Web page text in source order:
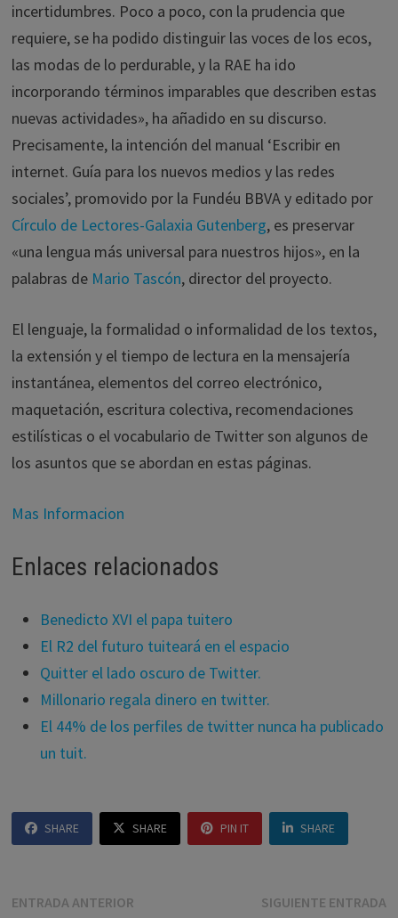
incertidumbres. Poco a poco, con la prudencia que
requiere, se ha podido distinguir las voces de los ecos,
las modas de lo perdurable, y la RAE ha ido
incorporando términos imparables que describen estas
nuevas actividades», ha añadido en su discurso.
Precisamente, la intención del manual ‘Escribir en
internet. Guía para los nuevos medios y las redes
sociales’, promovido por la Fundéu BBVA y editado por
Círculo de Lectores-Galaxia Gutenberg, es preservar
«una lengua más universal para nuestros hijos», en la
palabras de Mario Tascón, director del proyecto.
El lenguaje, la formalidad o informalidad de los textos,
la extensión y el tiempo de lectura en la mensajería
instantánea, elementos del correo electrónico,
maquetación, escritura colectiva, recomendaciones
estilísticas o el vocabulario de Twitter son algunos de
los asuntos que se abordan en estas páginas.
Mas Informacion
Enlaces relacionados
Benedicto XVI el papa tuitero
El R2 del futuro tuiteará en el espacio
Quitter el lado oscuro de Twitter.
Millonario regala dinero en twitter.
El 44% de los perfiles de twitter nunca ha publicado
un tuit.
SHARE SHARE PIN IT SHARE
Navegación
ENTRADA ANTERIOREntrada
SIGUIENTE ENTRADA